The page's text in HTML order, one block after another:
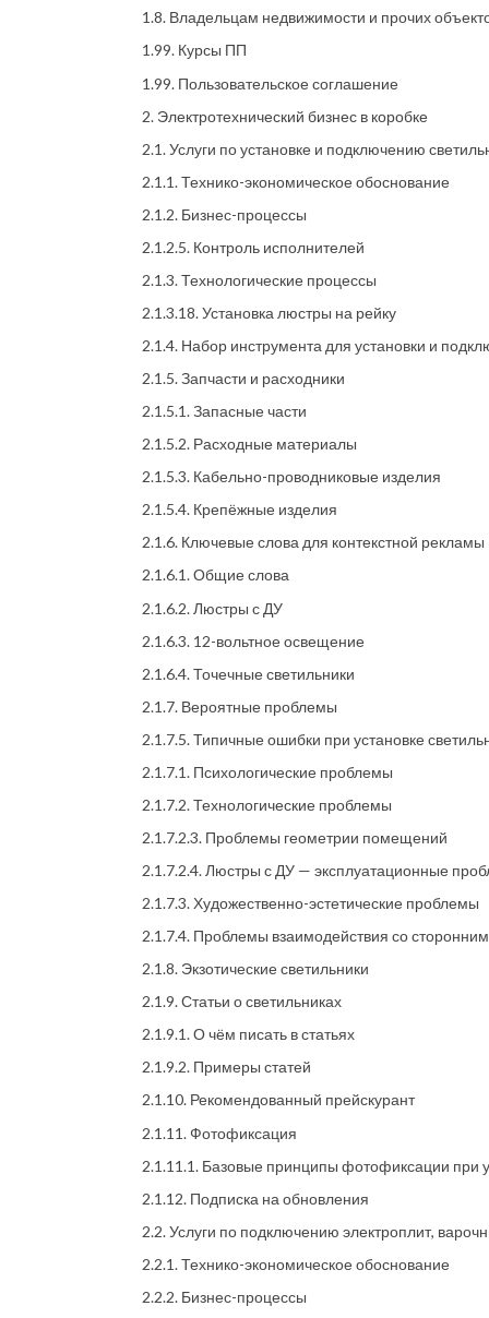
1.8. Владельцам недвижимости и прочих
1.99. Курсы ПП
1.99. Пользовательское соглашение
2. Электротехнический бизнес в коробке
2.1. Услуги по установке и подключению
2.1.1. Технико-экономическое обоснование
2.1.2. Бизнес-процессы
2.1.2.5. Контроль исполнителей
2.1.3. Технологические процессы
2.1.3.18. Установка люстры на рейку
2.1.4. Набор инструмента для установки и
2.1.5. Запчасти и расходники
2.1.5.1. Запасные части
2.1.5.2. Расходные материалы
2.1.5.3. Кабельно-проводниковые изделия
2.1.5.4. Крепёжные изделия
2.1.6. Ключевые слова для контекстной рекламы
2.1.6.1. Общие слова
2.1.6.2. Люстры с ДУ
2.1.6.3. 12-вольтное освещение
2.1.6.4. Точечные светильники
2.1.7. Вероятные проблемы
2.1.7.5. Типичные ошибки при установке
2.1.7.1. Психологические проблемы
2.1.7.2. Технологические проблемы
2.1.7.2.3. Проблемы геометрии помещений
2.1.7.2.4. Люстры с ДУ — эксплуатационные
2.1.7.3. Художественно-эстетические проблемы
2.1.7.4. Проблемы взаимодействия со
2.1.8. Экзотические светильники
2.1.9. Статьи о светильниках
2.1.9.1. О чём писать в статьях
2.1.9.2. Примеры статей
2.1.10. Рекомендованный прейскурант
2.1.11. Фотофиксация
2.1.11.1. Базовые принципы фотофиксации при
2.1.12. Подписка на обновления
2.2. Услуги по подключению электроплит,
2.2.1. Технико-экономическое обоснование
2.2.2. Бизнес-процессы